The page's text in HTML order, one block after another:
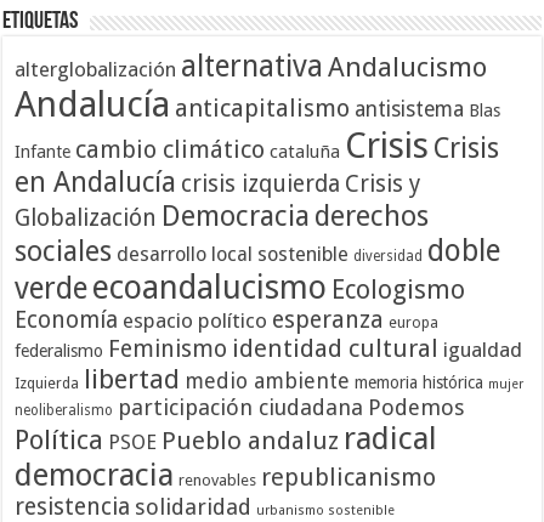
Etiquetas
alterglobalización alternativa Andalucismo
Andalucía anticapitalismo antisistema Blas
Infante cambio climático cataluña Crisis Crisis
en Andalucía crisis izquierda Crisis y
Globalización Democracia derechos
sociales desarrollo local sostenible diversidad doble
verdeecoandalucismo Ecologismo
Economía espacio político esperanza europa
federalismo Feminismo identidad cultural igualdad
Izquierda libertad medio ambiente memoria histórica mujer
neoliberalismo participación ciudadana Podemos
Política PSOE Pueblo andaluz radical
democracia renovables republicanismo
resistencia solidaridad urbanismo sostenible